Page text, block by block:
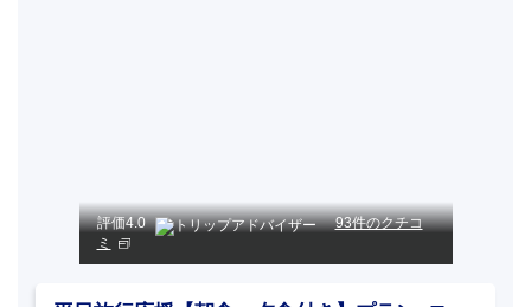
評価4.0
93件のクチコ
ミ